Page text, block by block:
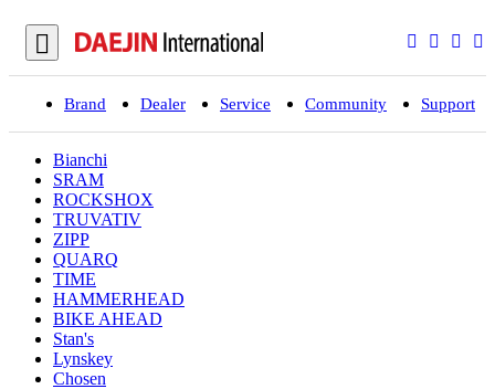
Brand Dealer Service Community Support
Bianchi
SRAM
ROCKSHOX
TRUVATIV
ZIPP
QUARQ
TIME
HAMMERHEAD
BIKE AHEAD
Stan's
Lynskey
Chosen